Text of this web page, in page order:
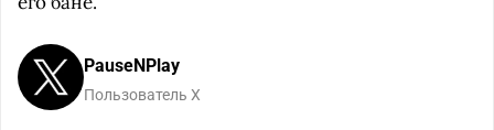
PauseNPlay
Пользователь X